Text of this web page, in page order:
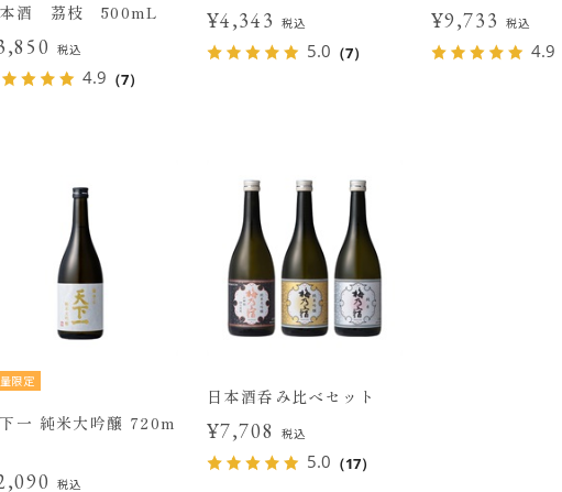
酒 茘枝 500mL
税込
4.9 （7）
¥4,343 税込
5.0 （7）
¥9,733 税込
4.9
限定
一 純米大吟醸 720m
税込
日本酒呑み比べセット
¥7,708 税込
5.0 （17）